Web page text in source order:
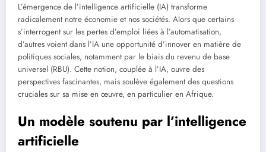
L’émergence de l’intelligence artificielle (IA) transforme
radicalement notre économie et nos sociétés. Alors que certains
s’interrogent sur les pertes d’emploi liées à l’automatisation,
d’autres voient dans l’IA une opportunité d’innover en matière de
politiques sociales, notamment par le biais du revenu de base
universel (RBU). Cette notion, couplée à l’IA, ouvre des
perspectives fascinantes, mais soulève également des questions
cruciales sur sa mise en œuvre, en particulier en Afrique.
Un modèle soutenu par l’intelligence
artificielle